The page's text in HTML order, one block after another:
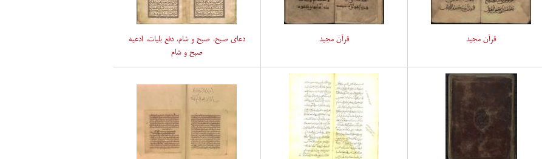
قرآن مجید قرآن مجید
دعای صبح، صبح و شام، دفع بلیات، ادعیه
صبح و شام